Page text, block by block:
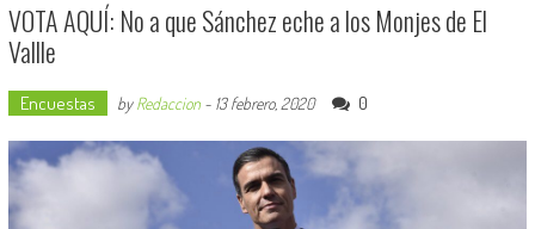
VOTA AQUÍ: No a que Sánchez eche a los Monjes de El
Vallle
Encuestas byRedaccion- 13 febrero, 2020 0